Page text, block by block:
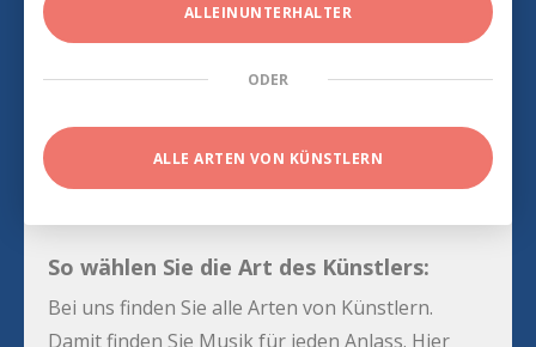
ALLEINUNTERHALTER
ODER
ALLE ARTEN VON KÜNSTLERN
So wählen Sie die Art des Künstlers:
Bei uns finden Sie alle Arten von Künstlern.
Damit finden Sie Musik für jeden Anlass. Hier